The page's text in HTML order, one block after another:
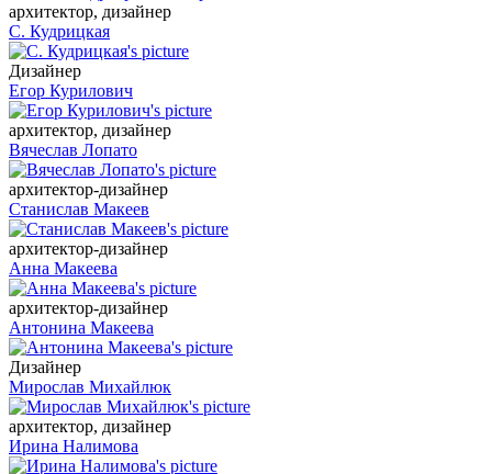
архитектор, дизайнер
С. Кудрицкая
Дизайнер
Егор Курилович
архитектор, дизайнер
Вячеслав Лопато
архитектор-дизайнер
Станислав Макеев
архитектор-дизайнер
Анна Макеева
архитектор-дизайнер
Антонина Макеева
Дизайнер
Мирослав Михайлюк
архитектор, дизайнер
Ирина Налимова